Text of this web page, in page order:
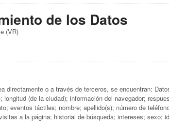
de los Datos
(VR)
o a través de terceros, se encuentran:
(de la ciudad); información del navegador;
eventos táctiles; nombre; apellido(s); número de
a la página; historial de búsqueda; intereses; sexo;